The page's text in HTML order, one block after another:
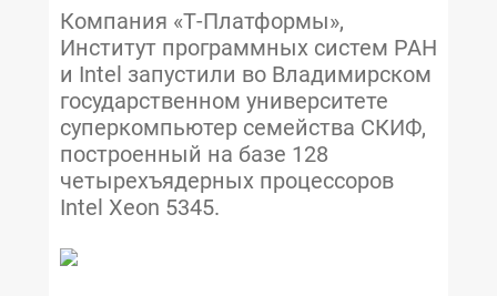
Компания «Т-Платформы»,
Институт программных систем РАН
и Intel запустили во Владимирском
государственном университете
суперкомпьютер семейства СКИФ,
построенный на базе 128
четырехъядерных процессоров
Intel Xeon 5345.